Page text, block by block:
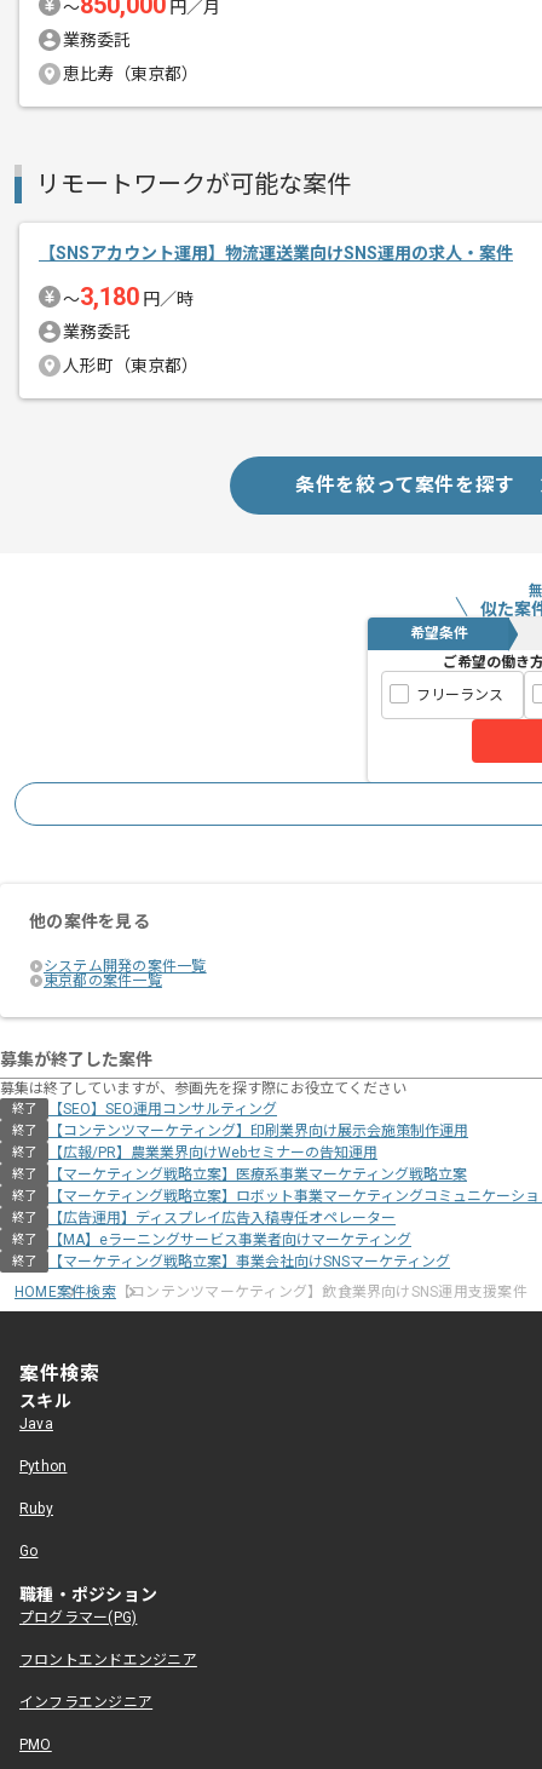
エージェントからのコ
〜
円／月
業務委託
恵比寿（東京都）
リモートワークが可能な案件
【SNSアカウント運用】物流運送業向けSNS運用の求人・案件
〜3,180 円／時
業務委託
人形町（東京都）
条件を絞って案件を探す
似た案
希望条件
ご希望の働き
フリーランス
他の案件を見る
システム開発の案件一覧
東京都の案件一覧
募集が終了した案件
募集は終了していますが、参画先を探す際にお役立てください
終了 【SEO】SEO運用コンサルティング
終了 【コンテンツマーケティング】印刷業界向け展示会施策制作運用
終了 【広報/PR】農業業界向けWebセミナーの告知運用
終了 【マーケティング戦略立案】医療系事業マーケティング戦略立案
終了 【マーケティング戦略立案】ロボット事業マーケティングコミュニケーシ
終了 【広告運用】ディスプレイ広告入稿専任オペレーター
終了 【MA】eラーニングサービス事業者向けマーケティング
終了
【マーケティング戦略立案】事業会社向けSNSマーケティング
HOME案件検索【コンテンツマーケティング】飲食業界向けSNS運用支援案件
案件検索
スキル
Java
Python
Ruby
Go
職種・ポジション
プログラマー(PG)
フロントエンドエンジニア
インフラエンジニア
PMO